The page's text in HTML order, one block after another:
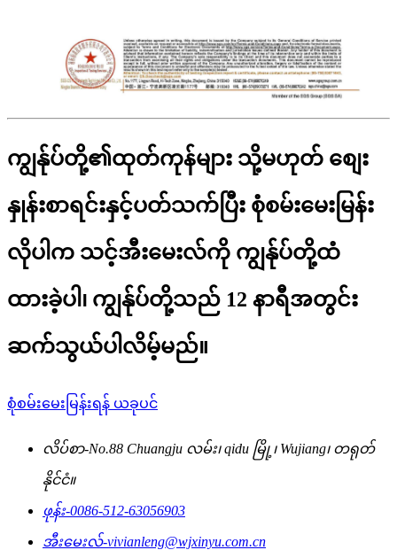
ကျွန်ုပ်တို့၏ထုတ်ကုန်များ သို့မဟုတ် စျေး
နှုန်းစာရင်းနှင့်ပတ်သက်ပြီး စုံစမ်းမေးမြန်း
လိုပါက သင့်အီးမေးလ်ကို ကျွန်ုပ်တို့ထံ
ထားခဲ့ပါ၊ ကျွန်ုပ်တို့သည် 12 နာရီအတွင်း
ဆက်သွယ်ပါလိမ့်မည်။
စုံစမ်းမေးမြန်းရန် ယခုပင်
လိပ်စာ-No.88 Chuangju လမ်း၊ qidu မြို့၊ Wujiang၊ တရုတ်
နိုင်ငံ။
ဖုန်း-0086-512-63056903
အီးမေးလ်-vivianleng@wjxinyu.com.cn